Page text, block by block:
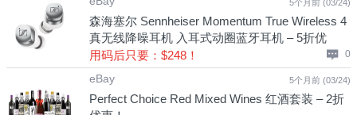
5个月前 (03/24)
森海塞尔 Sennheiser Momentum True Wireless 4
真无线降噪耳机 入耳式动圈蓝牙耳机 – 5折优
惠！
用码后只要：$248！ 0
5个月前 (03/24)
eBay
Perfect Choice Red Mixed Wines 红酒套装 – 2折